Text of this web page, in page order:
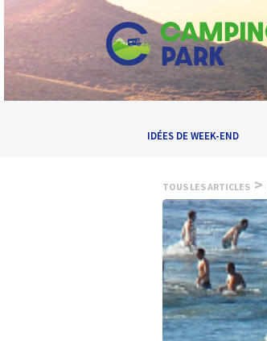
IDÉES DE WEEK-END
TOUS LES ARTICLES >